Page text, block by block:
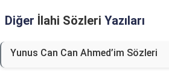
Diğer İlahi Sözleri Yazıları
Yunus Can Can Ahmed’im Sözleri